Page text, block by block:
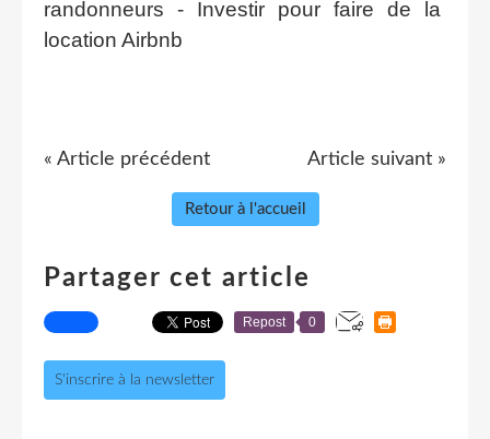
randonneurs - Investir pour faire de la
location Airbnb
« Article précédent Article suivant »
Retour à l'accueil
Partager cet article
Repost 0
S'inscrire à la newsletter